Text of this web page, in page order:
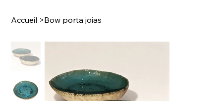
Accueil >Bow porta joias